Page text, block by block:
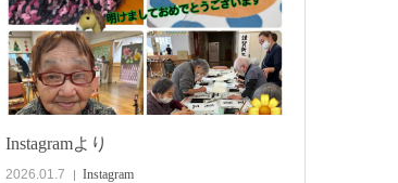
Instagramより
2026.01.7 Instagram